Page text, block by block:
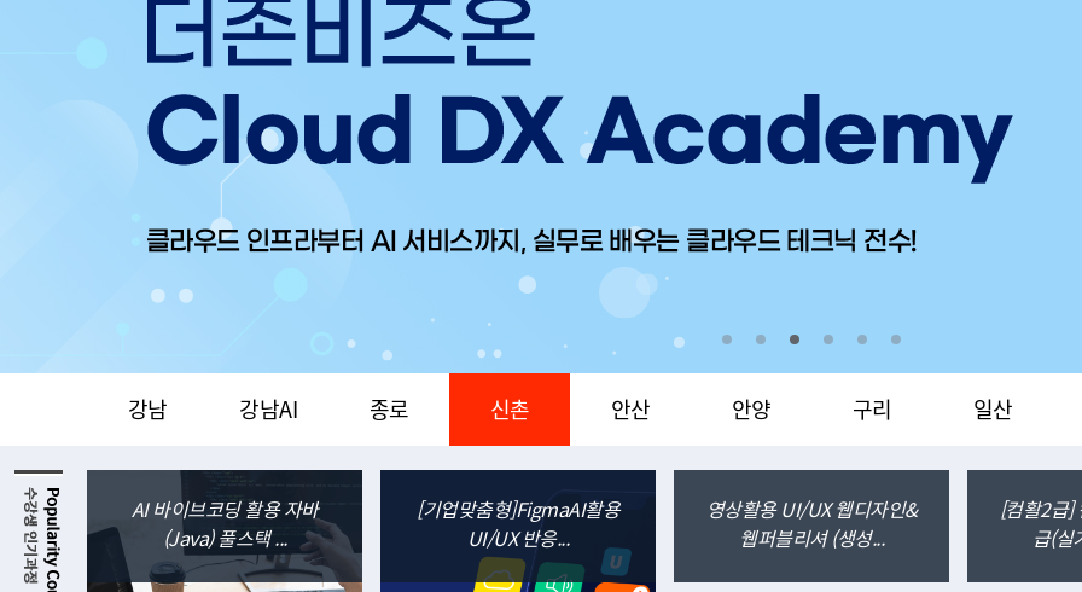
강남 강남AI 종로 신촌 안산 안양 구리 일산
스
평일 07.30
AI 바이브코딩 활용 자바
(Java) 풀스택 ...
국가기간전략산업훈련
07.30
[기업맞춤형]FigmaAI활용
UI/UX 반응...
국가기간전략산업훈련
평일 08.31
영상활용 UI/UX 웹디자인&
웹퍼블리셔 (생성...
[컴활2급]
급(실